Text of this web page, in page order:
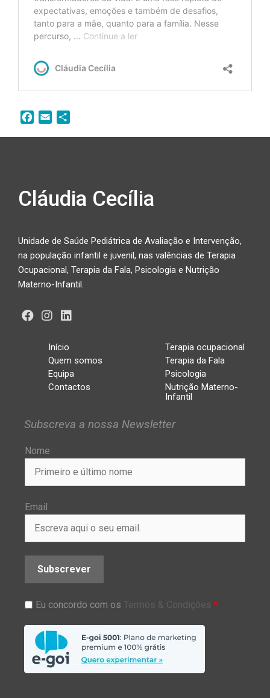
o
Cláudia Cecília
Unidade de Saúde Pediátrica de Avaliação e Intervenção,
na população infantil e juvenil, nas valências de Terapia
Ocupacional, Terapia da Fala, Psicologia e Nutrição
Materno-Infantil.
Início
Quem somos
Equipa
Contactos
Terapia ocupacional
Terapia da Fala
Psicologia
Nutrição Materno-
Infantil
Subscreva a nossa Newsletter
Nome
Email
Subscrever
Eu concordo com os Termos & Condições *